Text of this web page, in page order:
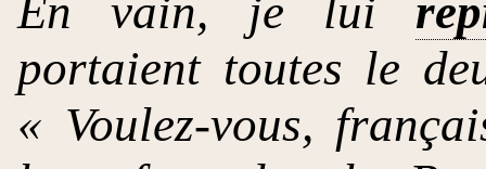
En vain, je lui
portaient toutes le
« Voulez-vous,